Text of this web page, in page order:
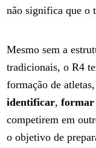
não significa que o
Mesmo sem a
tradicionais, o R4
formação de
identificar,
competirem em
o objetivo de